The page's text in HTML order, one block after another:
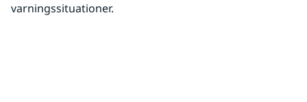
varningssituationer.